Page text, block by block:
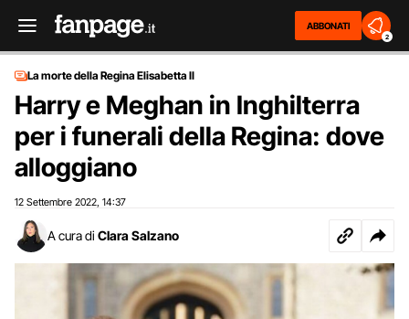
ABBONATI
2
La morte della Regina Elisabetta II
Harry e Meghan in Inghilterra
per i funerali della Regina: dove
alloggiano
12 Settembre 2022 14:37
A cura di Clara Salzano